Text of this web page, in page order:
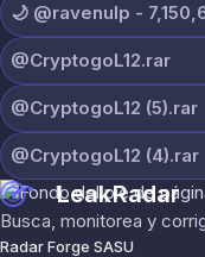
@CryptogoL12.rar
@CryptogoL12 (5).rar
@CryptogoL12 (4).rar
LeakRadar
Busca, monitorea y
Radar Forge SASU